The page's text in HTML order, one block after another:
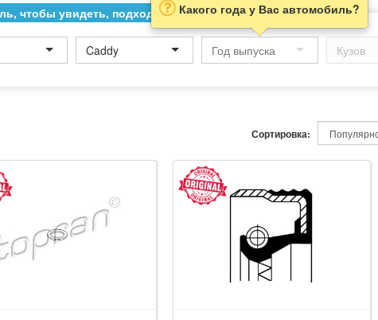
чтобы увидеть, подходит ли товар к нему
Caddy
Какого года у Вас автомобиль?
Сортировка: